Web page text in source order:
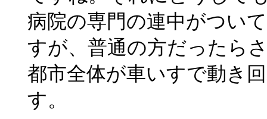
病院の専門の連中がつい
すが、普通の方だったら
都市全体が車いすで動き
す。